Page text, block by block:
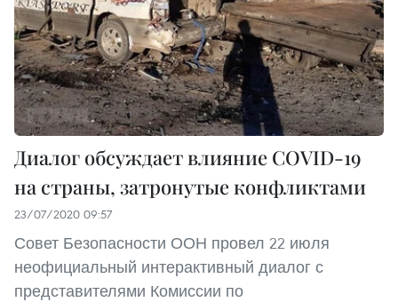
Диалог обсуждает влияние COVID-19
на страны, затронутые конфликтами
23/07/2020 09:57
Совет Безопасности ООН провел 22 июля
неофициальный интерактивный диалог с
представителями Комиссии по